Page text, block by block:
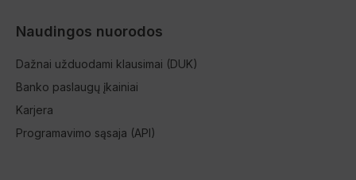
Naudingos nuorodos
Dažnai užduodami klausimai (DUK)
Banko paslaugų įkainiai
Karjera
Programavimo sąsaja (API)